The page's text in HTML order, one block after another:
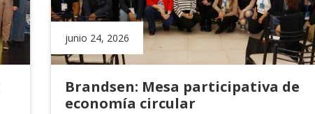
junio 24, 2026
Brandsen: Mesa participativa de
economía circular